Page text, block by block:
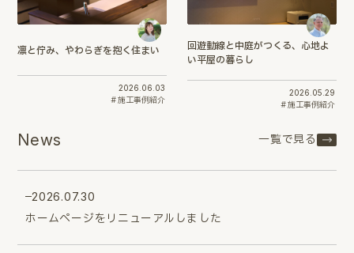
凛と佇み、やわらぎを抱く住まい
2026.06.03
施工事例紹介
回遊動線と中庭がつくる、心地よ
い平屋の暮らし
2026.05.29
施工事例紹介
News 一覧で見る
2026.07.30
ホームページをリニューアルしました